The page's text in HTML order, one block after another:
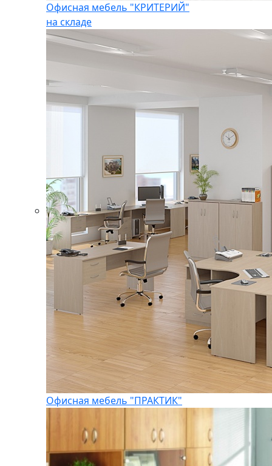
Офисная мебель "КРИТЕРИЙ"
на складе
Офисная мебель "ПРАКТИК"